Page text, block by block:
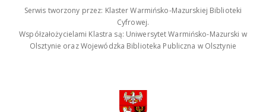
Serwis tworzony przez: Klaster Warmińsko-Mazurskiej Biblioteki
Cyfrowej.
Współzałożycielami Klastra są: Uniwersytet Warmińsko-Mazurski w
Olsztynie oraz Wojewódzka Biblioteka Publiczna w Olsztynie